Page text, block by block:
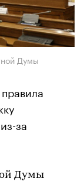
Думы
за
Думы